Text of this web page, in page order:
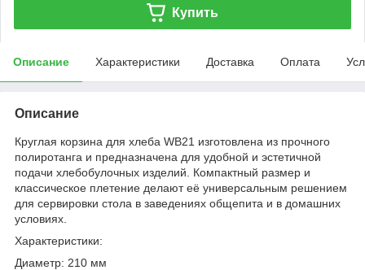
Купить
Описание Характеристики Доставка Оплата
Описание
Круглая корзина для хлеба WB21 изготовлена из прочного
полиротанга и предназначена для удобной и эстетичной
подачи хлебобулочных изделий. Компактный размер и
классическое плетение делают её универсальным решением
для сервировки стола в заведениях общепита и в домашних
условиях.
Характеристики:
Диаметр: 210 мм